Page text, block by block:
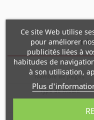
Nombre de pages
Type de média
Ce site Web utilise
pour améliorer
publicités liées à
habitudes de
à son utilisation,
Plus